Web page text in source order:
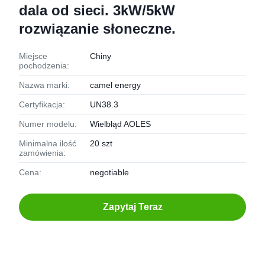
dala od sieci. 3kW/5kW
rozwiązanie słoneczne.
Miejsce
pochodzenia:
Chiny
Nazwa marki: camel energy
Certyfikacja: UN38.3
Numer modelu: Wielbłąd AOLES
Minimalna ilość
zamówienia:
20 szt
Cena: negotiable
Zapytaj Teraz